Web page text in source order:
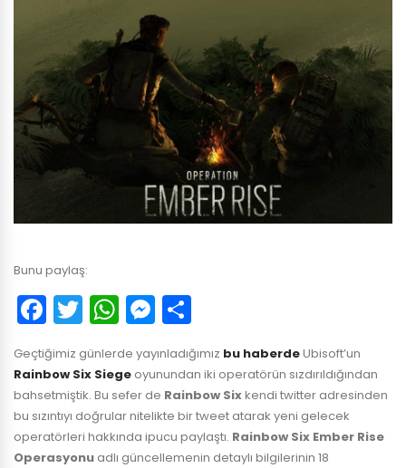
Bunu paylaş:
Facebook
Twitter
WhatsApp
Messenger
Geçtiğimiz günlerde yayınladığımız bu haberdeUbisoft’un
Rainbow Six Siege oyunundan iki operatörün sızdırıldığından
bahsetmiştik. Bu sefer de Rainbow Sixkendi twitter adresinden
bu sızıntıyı doğrular nitelikte bir tweet atarak yeni gelecek
operatörleri hakkında ipucu paylaştı. Rainbow Six Ember Rise
Operasyonu adlı güncellemenin detaylı bilgilerinin 18